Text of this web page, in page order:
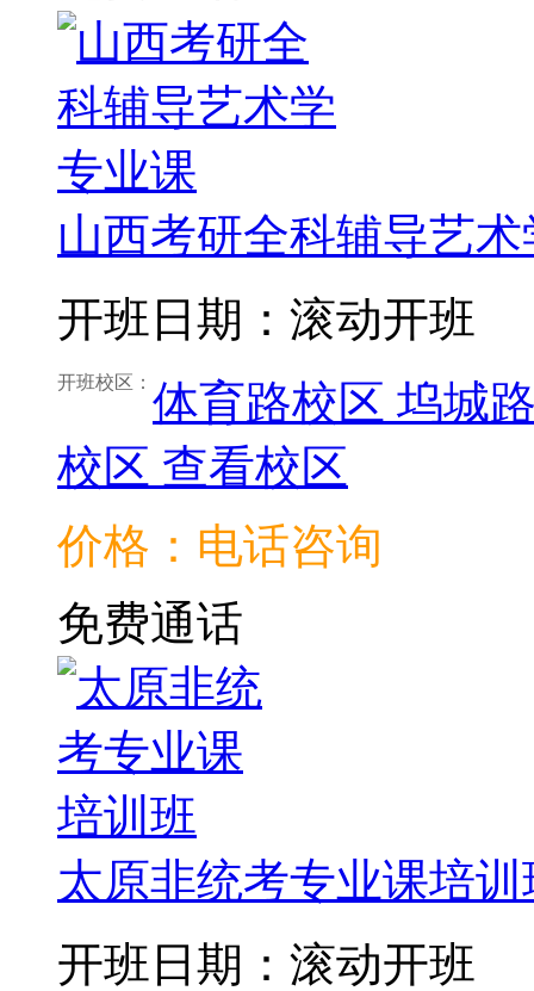
山西考研全科辅导艺
开班日期：滚动开班
开班校区： 体育路校区 坞城
校区 查看校区
价格：电话咨询
免费通话
太原非统考专业课培训
开班日期：滚动开班